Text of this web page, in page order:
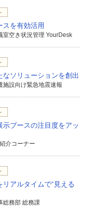
スを有効活用
室空き状況管理 YourDesk
ソリューションを創出
施設向け緊急地震速報
示ブースの注目度をアッ
介コーナー
アルタイムで“見える
総務部 総務課